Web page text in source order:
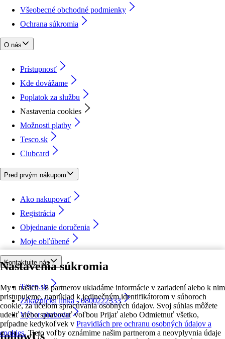
Nastavenia súkromia
My a našich 18 partnerov ukladáme informácie v zariadení alebo k nim
pristupujeme, napríklad k jedinečným identifikátorom v súboroch
cookie, za účelom spracúvania osobných údajov. Svoj súhlas môžete
udeliť alebo spravovať voľbou Prijať alebo Odmietnuť všetko,
prípadne kedykoľvek v Pravidlách pre ochranu osobných údajov a
cookies. Tieto voľby oznámime našim partnerom a neovplyvnia údaje
Všeobecné obchodné podmienky
Ochrana súkromia
O nás
Prístupnosť
Kde dovážame
Poplatok za službu
Nastavenia cookies
Možnosti platby
Tesco.sk
Clubcard
Pred prvým nákupom
Ako nakupovať
Registrácia
Objednanie doručenia
Moje obľúbené
Kontaktujte nás
Tesco.sk
Zákaznícka linka - 0800222333
Výber obchodu
followUs